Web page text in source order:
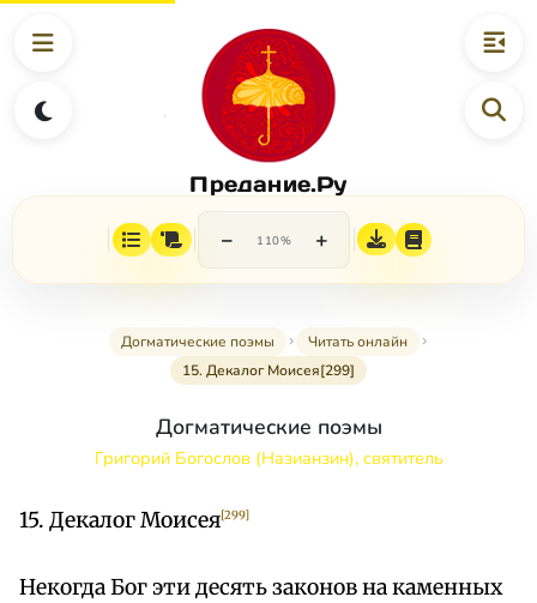
Предание.Ру
− 110% +
Догматические поэмы
Читать онлайн
15. Декалог Моисея[299]
Догматические поэмы
Григорий Богослов (Назианзин), святитель
15. Декалог Моисея[299]
Некогда Бог эти десять законов на каменных